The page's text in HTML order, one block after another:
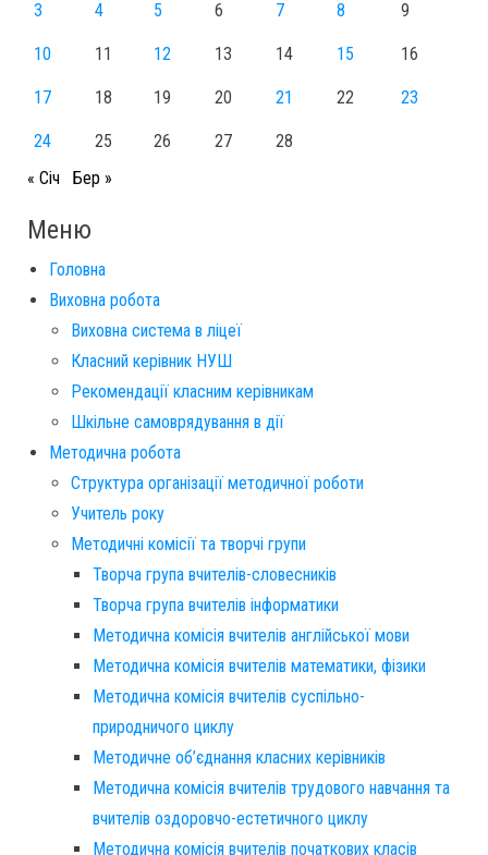
3 4 5 6 7 8 9
10 11 12 13 14 15 16
17 18 19 20 21 22 23
24 25 26 27
28
« Січ
Бер »
Меню
Головна
Виховна робота
Виховна система в ліцеї
Класний керівник НУШ
Рекомендації класним керівникам
Шкільне самоврядування в дії
Методична робота
Структура організації методичної роботи
Учитель року
Методичні комісії та творчі групи
Творча група вчителів-словесників
Творча група вчителів інформатики
Методична комісія вчителів англійської мови
Методична комісія вчителів математики, фізики
Методична комісія вчителів суспільно-
природничого циклу
Методичне об’єднання класних керівників
Методична комісія вчителів трудового навчання та
вчителів оздоровчо-естетичного циклу
Методична комісія вчителів початкових класів